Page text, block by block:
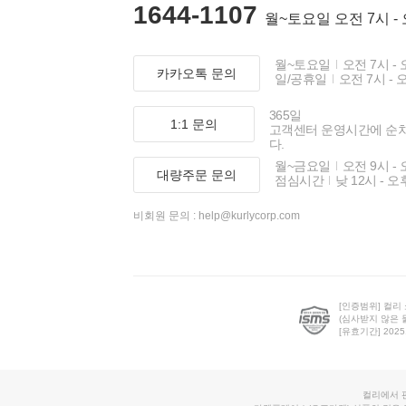
1644-1107 월~토요일 오전 7시 -
카카오톡 문의
월~토요일
오전 7시 -
일/공휴일
오전 7시 -
1:1 문의
365일
고객센터 운영시간에 순
다.
대량주문 문의
월~금요일
오전 9시 -
점심시간
낮 12시 - 오
비회원 문의 : help@kurlycorp.com
[인증범위] 컬리
(심사받지 않은
[유효기간]
컬리에서